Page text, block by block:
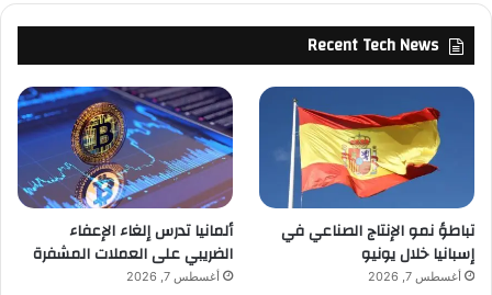
Recent Tech News
تباطؤ نمو الإنتاج الصناعي في
إسبانيا خلال يونيو
أغسطس 7, 2026
ألمانيا تدرس إلغاء الإعفاء
الضريبي على العملات المشفرة
أغسطس 7, 2026